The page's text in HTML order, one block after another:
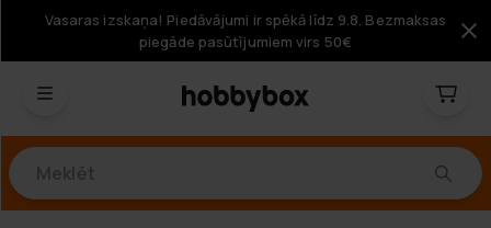
Vasaras izskaņa! Piedāvājumi ir spēkā līdz 9.8. Bezmaksas
piegāde pasūtījumiem virs 50€